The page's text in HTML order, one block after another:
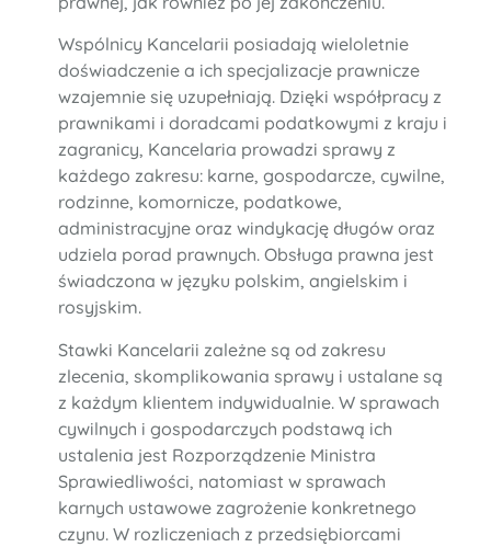
Wspólnicy Kancelarii posiadają wieloletnie
doświadczenie a ich specjalizacje prawnicze
wzajemnie się uzupełniają. Dzięki współpracy z
prawnikami i doradcami podatkowymi z kraju i
zagranicy, Kancelaria prowadzi sprawy z
każdego zakresu: karne, gospodarcze, cywilne,
rodzinne, komornicze, podatkowe,
administracyjne oraz windykację długów oraz
udziela porad prawnych. Obsługa prawna jest
świadczona w języku polskim, angielskim i
rosyjskim.
Stawki Kancelarii zależne są od zakresu
zlecenia, skomplikowania sprawy i ustalane są
z każdym klientem indywidualnie. W sprawach
cywilnych i gospodarczych podstawą ich
ustalenia jest Rozporządzenie Ministra
Sprawiedliwości, natomiast w sprawach
karnych ustawowe zagrożenie konkretnego
czynu. W rozliczeniach z przedsiębiorcami